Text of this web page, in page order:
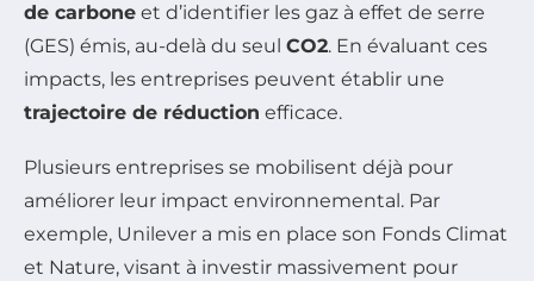
de carbone et d’identifier les gaz à effet de serre
(GES) émis, au-delà du seul CO2. En évaluant ces
impacts, les entreprises peuvent établir une
trajectoire de réduction efficace.
Plusieurs entreprises se mobilisent déjà pour
améliorer leur impact environnemental. Par
exemple, Unilever a mis en place son Fonds Climat
et Nature, visant à investir massivement pour